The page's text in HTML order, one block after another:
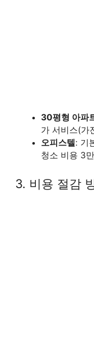
30평형 아파
가 서비스(가
오피스텔 : 기
청소 비용 3
3. 비용 절감